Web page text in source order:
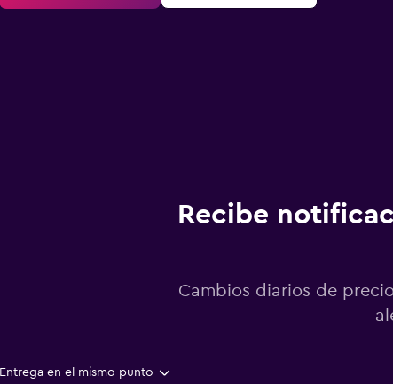
Recibe
Cambios diarios de
Entrega en el mismo punto